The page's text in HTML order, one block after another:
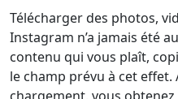
Télécharger des photos,
Instagram n’a jamais été
contenu qui vous plaît,
le champ prévu à cet